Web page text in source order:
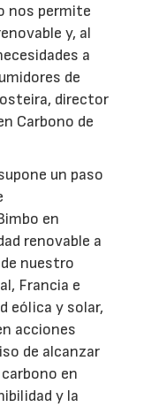
nos permite
y, al
a
de
director
Carbono de
un paso
en
renovable a
nuestro
Francia e
eólica y solar,
acciones
de alcanzar
en
y la